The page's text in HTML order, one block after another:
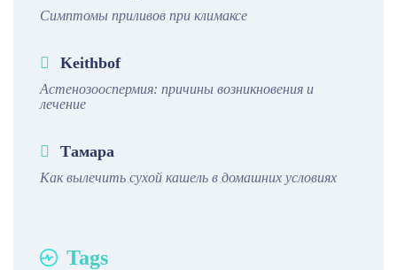
Симптомы приливов при климаксе
Keithbof
Астенозооспермия: причины возникновения и
лечение
Тамара
Как вылечить сухой кашель в домашних условиях
Tags